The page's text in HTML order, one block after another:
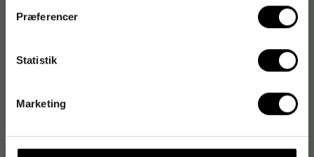
Præferencer
Statistik
Marketing
Varenummer